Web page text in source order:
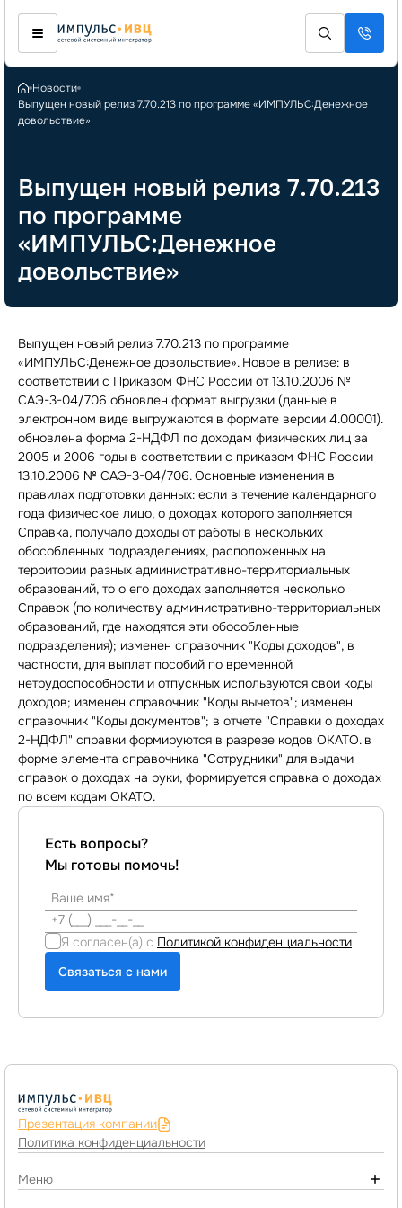
Новости
Выпущен новый релиз 7.70.213 по программе «ИМПУЛЬС:Денежное
довольствие»
Выпущен новый релиз 7.70.213
по программе
«ИМПУЛЬС:Денежное
довольствие»
Выпущен новый релиз 7.70.213 по программе
«ИМПУЛЬС:Денежное довольствие». Новое в релизе: в
соответствии с Приказом ФНС России от 13.10.2006 №
САЭ-3-04/706 обновлен формат выгрузки (данные в
электронном виде выгружаются в формате версии 4.00001).
обновлена форма 2-НДФЛ по доходам физических лиц за
2005 и 2006 годы в соответствии с приказом ФНС России
13.10.2006 № САЭ-3-04/706. Основные изменения в
правилах подготовки данных: если в течение календарного
года физическое лицо, о доходах которого заполняется
Справка, получало доходы от работы в нескольких
обособленных подразделениях, расположенных на
территории разных административно-территориальных
образований, то о его доходах заполняется несколько
Справок (по количеству административно-территориальных
образований, где находятся эти обособленные
подразделения); изменен справочник "Коды доходов", в
частности, для выплат пособий по временной
нетрудоспособности и отпускных используются свои коды
доходов; изменен справочник "Коды вычетов"; изменен
справочник "Коды документов"; в отчете "Справки о доходах
2-НДФЛ" справки формируются в разрезе кодов ОКАТО. в
форме элемента справочника "Сотрудники" для выдачи
справок о доходах на руки, формируется справка о доходах
по всем кодам ОКАТО.
Есть вопросы?
Мы готовы помочь!
Я согласен(а) с Политикой конфиденциальности
Связаться с нами
Презентация компании
Политика конфиденциальности
Меню